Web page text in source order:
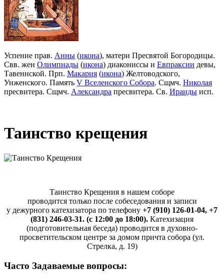
Успение прав. Анны (икона), матери Пресвятой Богородицы.
Свв. жен Олимпиады (икона) диакониссы и Евпраксии девы,
Тавеннской. Прп. Макария (икона) Желтоводского,
Унженского. Память V Вселенского Собора. Сщмч. Николая
пресвитера. Сщмч. Александра пресвитера. Св. Ираиды исп.
Таинство крещения
Таинство Крещения в нашем соборе
проводится только после собеседования и записи
у дежурного катехизатора по телефону +7 (910) 126-01-04, +7
(831) 246-03-31. (с 12:00 до 18:00). Катехизация
(подготовительная беседа) проводится в духовно-
просветительском центре за домом причта собора (ул.
Стрелка, д. 19)
Часто Задаваемые вопросы: